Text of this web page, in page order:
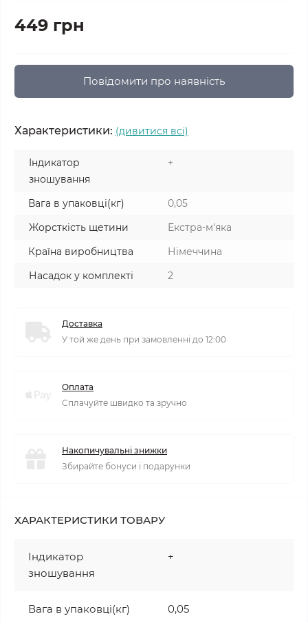
449 грн
Повідомити про наявність
Характеристики: (дивитися всі)
Індикатор
зношування
+
Вага в упаковці(кг)
0,05
Жорсткість щетини
Екстра-м'яка
Країна виробництва
Німеччина
Насадок у комплекті
2
Доставка
У той же день при замовленні до 12:00
Оплата
Сплачуйте швидко та зручно
Накопичувальні знижки
Збирайте бонуси і подарунки
ХАРАКТЕРИСТИКИ ТОВАРУ
Індикатор
зношування
+
Вага в упаковці(кг) 0,05